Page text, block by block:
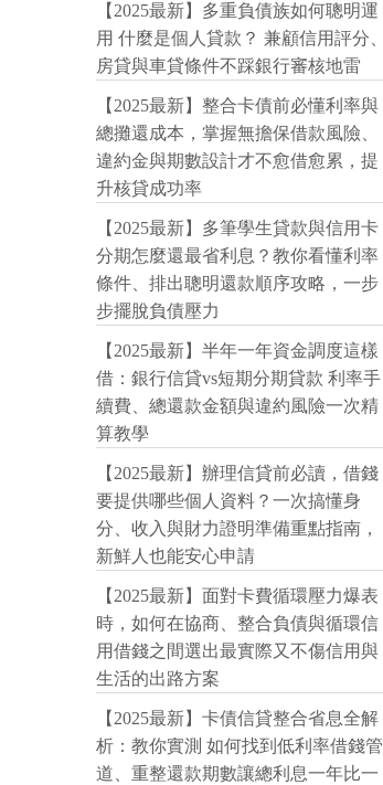
【2025最新】多重負債族如何聰明運
用 什麼是個人貸款？ 兼顧信用評分、
房貸與車貸條件不踩銀行審核地雷
【2025最新】整合卡債前必懂利率與
總攤還成本，掌握無擔保借款風險、
違約金與期數設計才不愈借愈累，提
升核貸成功率
【2025最新】多筆學生貸款與信用卡
分期怎麼還最省利息？教你看懂利率
條件、排出聰明還款順序攻略，一步
步擺脫負債壓力
【2025最新】半年一年資金調度這樣
借：銀行信貸vs短期分期貸款 利率手
續費、總還款金額與違約風險一次精
算教學
【2025最新】辦理信貸前必讀，借錢
要提供哪些個人資料？一次搞懂身
分、收入與財力證明準備重點指南，
新鮮人也能安心申請
【2025最新】面對卡費循環壓力爆表
時，如何在協商、整合負債與循環信
用借錢之間選出最實際又不傷信用與
生活的出路方案
【2025最新】卡債信貸整合省息全解
析：教你實測 如何找到低利率借錢管
道、重整還款期數讓總利息一年比一